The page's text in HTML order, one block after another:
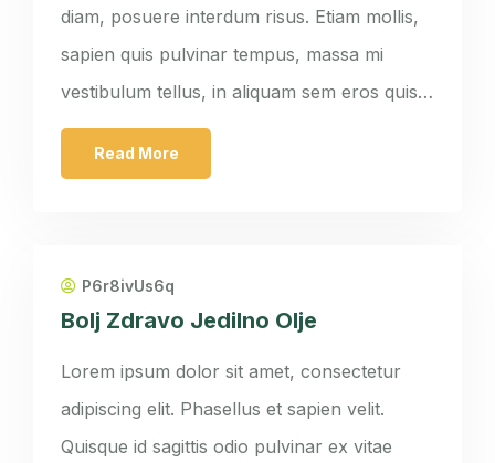
diam, posuere interdum risus. Etiam mollis,
sapien quis pulvinar tempus, massa mi
vestibulum tellus, in aliquam sem eros quis…
Read More
P6r8ivUs6q
Bolj Zdravo Jedilno Olje
Lorem ipsum dolor sit amet, consectetur
adipiscing elit. Phasellus et sapien velit.
Quisque id sagittis odio pulvinar ex vitae